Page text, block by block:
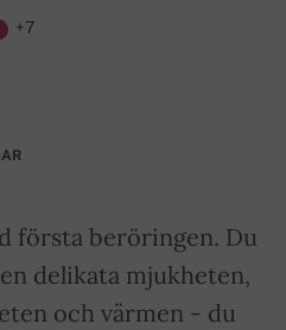
+7
första beröringen. Du
delikata mjukheten,
och värmen - du